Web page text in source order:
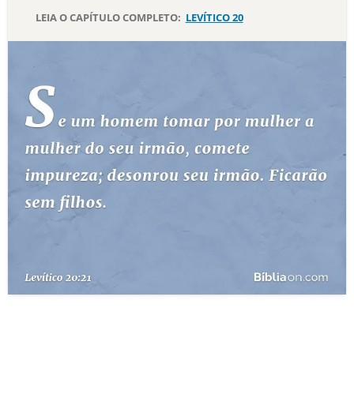
DEVOCIONAL DIÁRIO
10 MANDAMENTOS
ESTUDOS BÍBLICOS
TEMAS
TERMO BÍBLICO
LEIA O CAPÍTULO COMPLETO: LEVÍTICO 20